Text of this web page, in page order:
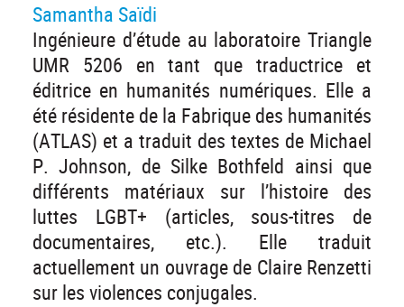
Samantha Saïdi
Ingénieure d’étude au laboratoire Triangle
UMR 5206 en tant que traductrice et
éditrice en humanités numériques. Elle a
été résidente de la Fabrique des humanités
(ATLAS) et a traduit des textes de Michael
P. Johnson, de Silke Bothfeld ainsi que
différents matériaux sur l’histoire des
luttes LGBT+ (articles, sous-titres de
documentaires, etc.). Elle traduit
actuellement un ouvrage de Claire Renzetti
sur les violences conjugales.